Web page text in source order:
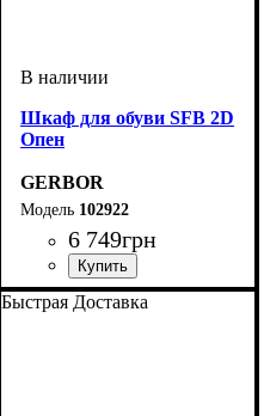
Шкаф для обуви SFB 2D
Опен
GERBOR
102922
6 749грн
Быстрая Доставка